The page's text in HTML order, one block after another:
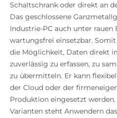
Schaltschrank oder direkt an
Das geschlossene
Industrie-PC auch unter
wartungsfrei einsetzbar.
die Möglichkeit, Daten direkt
zuverlässig zu erfassen, zu
zu übermitteln. Er kann
der Cloud oder der
Produktion eingesetzt
Varianten steht Anwendern